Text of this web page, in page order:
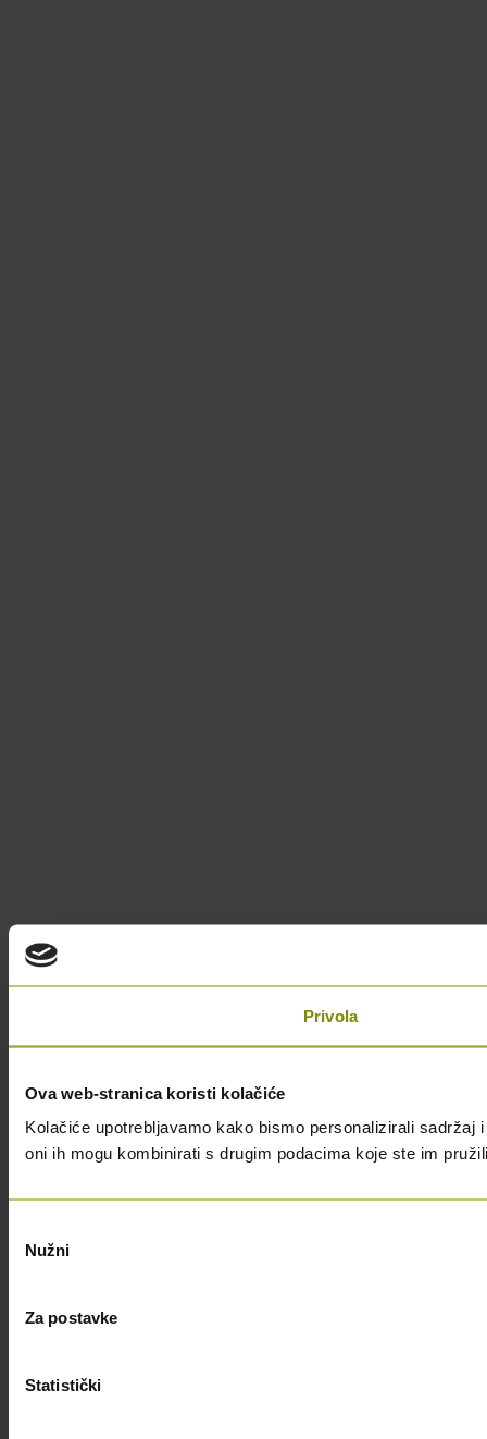
Privola
Ova web-stranica koristi kolačiće
Kolačiće upotrebljavamo kako bismo personalizirali
oni ih mogu kombinirati s drugim podacima koje ste im
pristanka
Nužni
Za postavke
Statistički